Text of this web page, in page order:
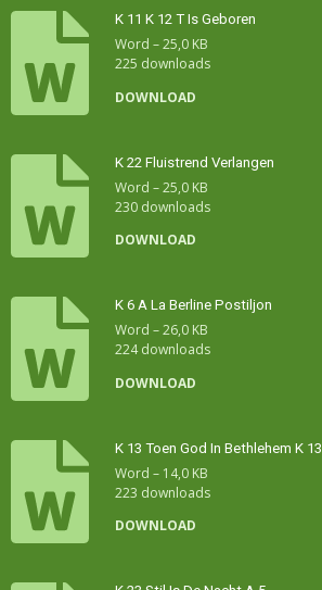
K 11 K 12 T Is Geboren
Word – 25,0 KB
225 downloads
DOWNLOAD
K 22 Fluistrend Verlangen
Word – 25,0 KB
230 downloads
DOWNLOAD
K 6 A La Berline Postiljon
Word – 26,0 KB
224 downloads
DOWNLOAD
K 13 Toen God In Bethlehem K 13
Word – 14,0 KB
223 downloads
DOWNLOAD